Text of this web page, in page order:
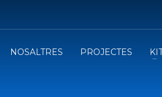
o al 93 850 87 61
NOSALTRES PROJECTES